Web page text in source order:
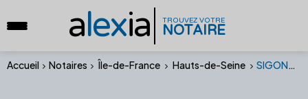
alexia TROUVEZ VOTRE
NOTAIRE
Accueil Notaires Île-de-France Hauts-de-Seine SIGONNEAU Sylvain